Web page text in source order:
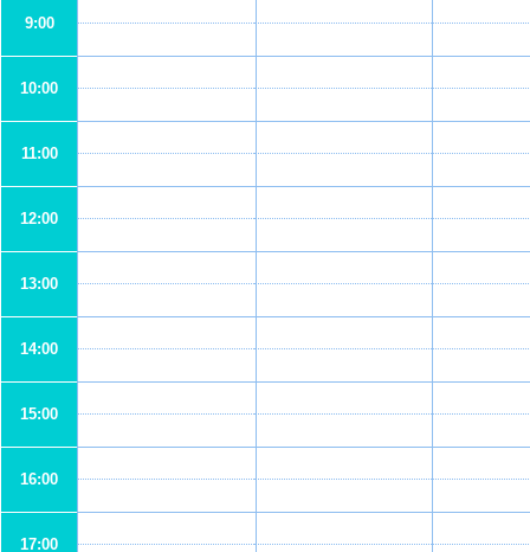
9:00
10:00
11:00
12:00
13:00
14:00
15:00
16:00
17:00